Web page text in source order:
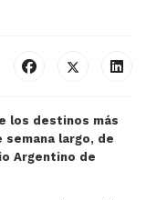
los destinos más
largo, de
Argentino de